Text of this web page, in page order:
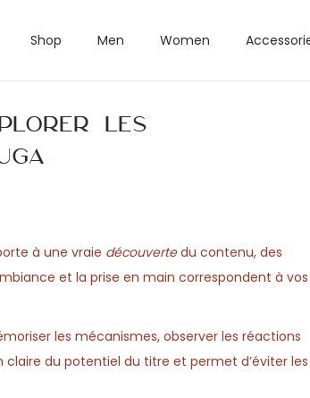
Shop Men Women
les
à une vraie découvertedu contenu, des
et la prise en main correspondent à vos
les mécanismes, observer les réactions
claire du potentiel du titre et permet d’éviter les